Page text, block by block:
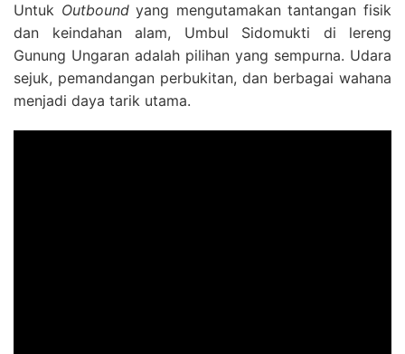
Untuk Outboundyang mengutamakan tantangan fisik
dan keindahan alam, Umbul Sidomukti di lereng
Gunung Ungaran adalah pilihan yang sempurna. Udara
sejuk, pemandangan perbukitan, dan berbagai wahana
menjadi daya tarik utama.